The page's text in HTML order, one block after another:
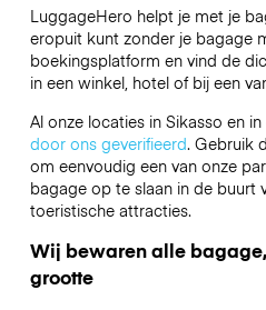
LuggageHero helpt je met je
eropuit kunt zonder je bagage
boekingsplatform en vind de
in een winkel, hotel of bij een
Al onze locaties in Sikasso en
door ons geverifieerd. Gebruik
om eenvoudig een van onze
bagage op te slaan in de buurt
toeristische attracties.
Wij bewaren alle
grootte